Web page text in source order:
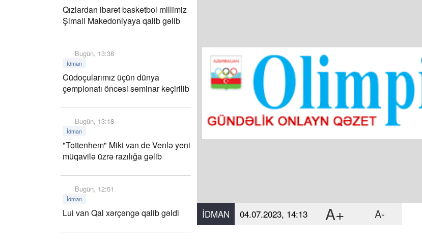
Qızlardan ibarət basketbol millimiz
Şimali Makedoniyaya qalib gəlib
Bugün, 13:38
İdman
Cüdoçularımız üçün dünya
çempionatı öncəsi seminar keçirilib
Bugün, 13:18
İdman
"Tottenhem" Miki van de Venlə yeni
müqavilə üzrə razılığa gəlib
Bugün, 12:51
İdman
Lui van Qal xərçəngə qalib gəldi İDMAN 04.07.2023, 14:13 A+ A-